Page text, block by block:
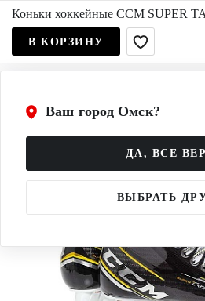
Ваш город Омск?
ДА, ВСЕ
ВЫБРАТЬ
Коньки хоккейные CCM SUPER
В КОРЗИНУ